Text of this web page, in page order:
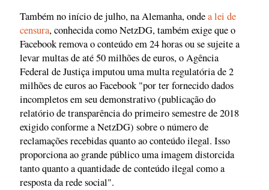
Também no início de julho, na Alemanha, ondea lei de
censura, conhecida como NetzDG, também exige que o
Facebook remova o conteúdo em 24 horas ou se sujeite a
levar multas de até 50 milhões de euros, o Agência
Federal de Justiça imputou uma multa regulatória de 2
milhões de euros ao Facebook "por ter fornecido dados
incompletos em seu demonstrativo (publicação do
relatório de transparência do primeiro semestre de 2018
exigido conforme a NetzDG) sobre o número de
reclamações recebidas quanto ao conteúdo ilegal. Isso
proporciona ao grande público uma imagem distorcida
tanto quanto a quantidade de conteúdo ilegal como a
resposta da rede social".